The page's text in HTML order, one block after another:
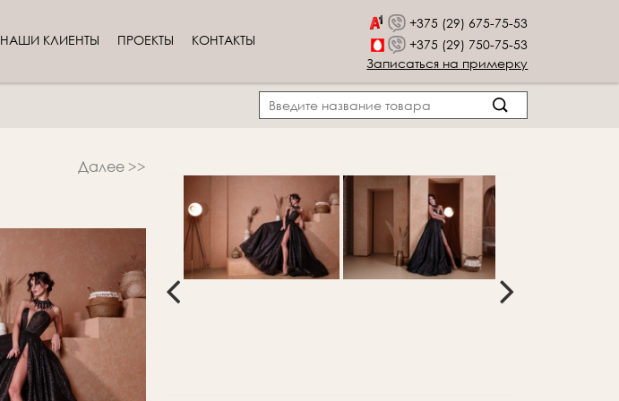
НАШИ КЛИЕНТЫ ПРОЕКТЫ КОНТАКТЫ
+375 (29) 675-75-53
+375 (29) 750-75-53
Записаться на примерку
Далее >>